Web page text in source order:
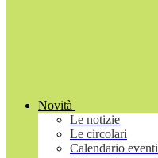
Novità
Le notizie
Le circolari
Calendario eventi